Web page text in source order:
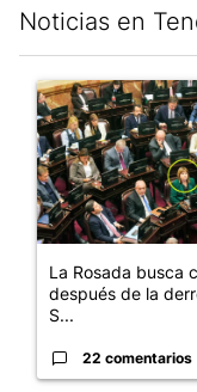
Noticias en
Un artículo de
La Rosada busca
después de la
S...
22 comentarios